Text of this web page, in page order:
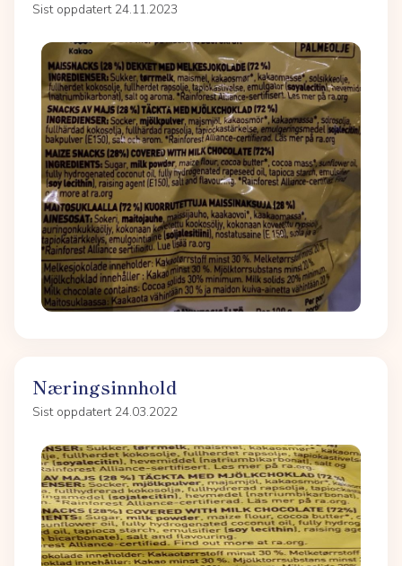
Sist oppdatert 24.11.2023
Næringsinnhold
Sist oppdatert 24.03.2022